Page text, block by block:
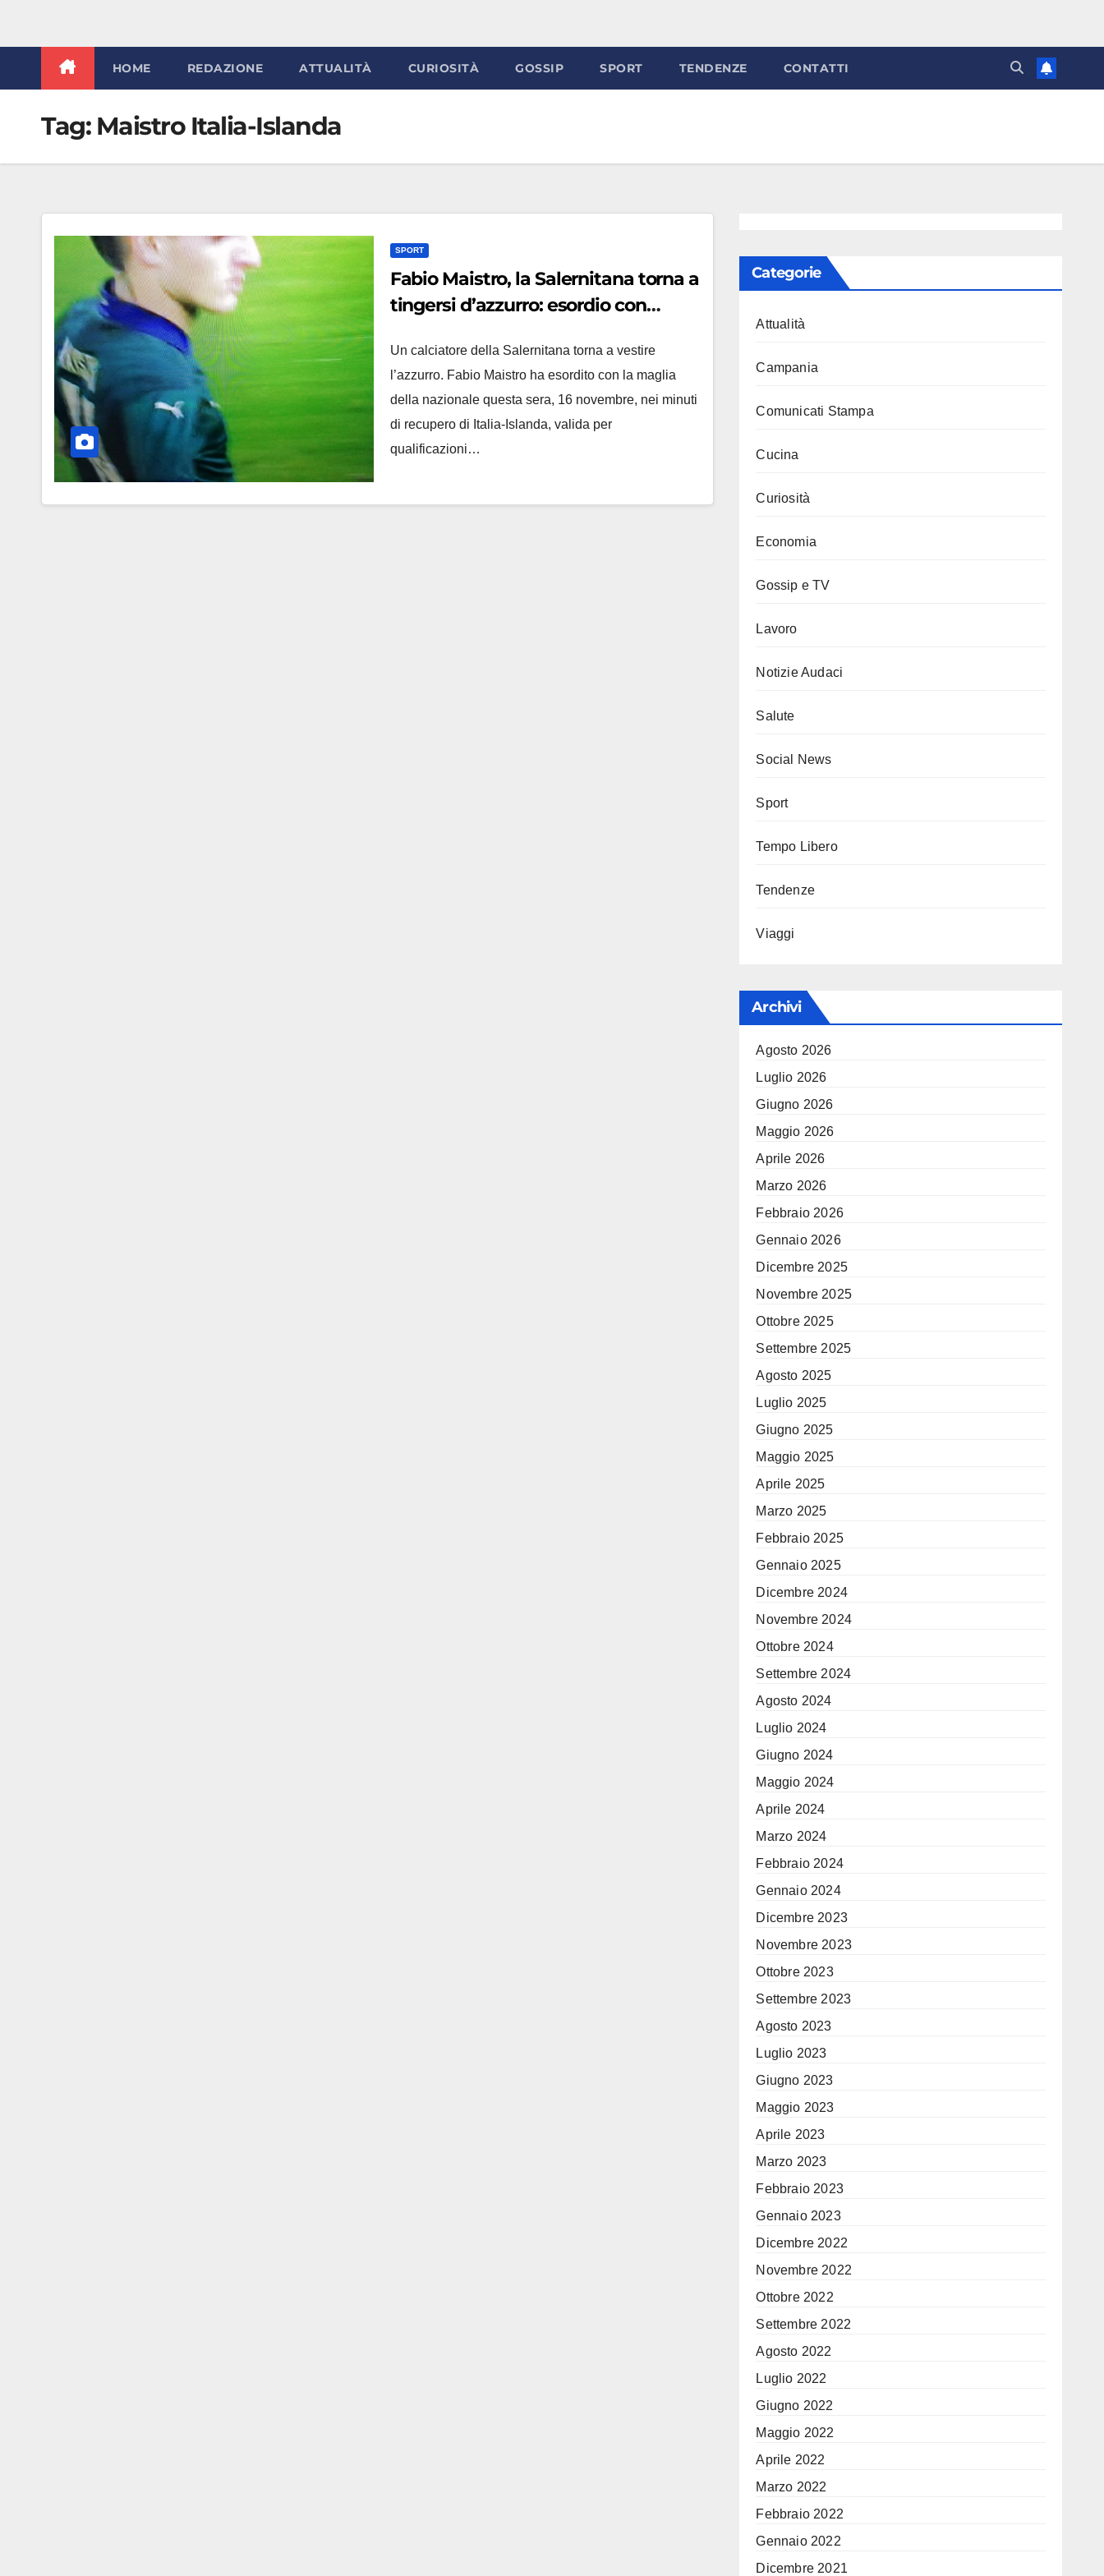
HOME REDAZIONE ATTUALITÀ CURIOSITÀ GOSSIP SPORT TENDENZE CONTATTI
Tag: Maistro Italia-Islanda
SPORT
Fabio Maistro, la Salernitana torna a
tingersi d’azzurro: esordio con
Un calciatore della Salernitana torna a vestire
l’azzurro. Fabio Maistro ha esordito con la maglia
della nazionale questa sera, 16 novembre, nei minuti
di recupero di Italia-Islanda, valida per
qualificazioni…
Categorie
Attualità
Campania
Comunicati Stampa
Cucina
Curiosità
Economia
Gossip e TV
Lavoro
Notizie Audaci
Salute
Social News
Sport
Tempo Libero
Tendenze
Viaggi
Archivi
Agosto 2026
Luglio 2026
Giugno 2026
Maggio 2026
Aprile 2026
Marzo 2026
Febbraio 2026
Gennaio 2026
Dicembre 2025
Novembre 2025
Ottobre 2025
Settembre 2025
Agosto 2025
Luglio 2025
Giugno 2025
Maggio 2025
Aprile 2025
Marzo 2025
Febbraio 2025
Gennaio 2025
Dicembre 2024
Novembre 2024
Ottobre 2024
Settembre 2024
Agosto 2024
Luglio 2024
Giugno 2024
Maggio 2024
Aprile 2024
Marzo 2024
Febbraio 2024
Gennaio 2024
Dicembre 2023
Novembre 2023
Ottobre 2023
Settembre 2023
Agosto 2023
Luglio 2023
Giugno 2023
Maggio 2023
Aprile 2023
Marzo 2023
Febbraio 2023
Gennaio 2023
Dicembre 2022
Novembre 2022
Ottobre 2022
Settembre 2022
Agosto 2022
Luglio 2022
Giugno 2022
Maggio 2022
Aprile 2022
Marzo 2022
Febbraio 2022
Gennaio 2022
Dicembre 2021